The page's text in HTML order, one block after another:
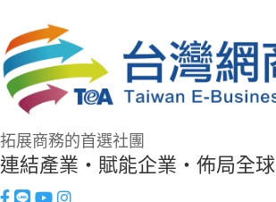
拓展商務的首選社團
連結產業・賦能企業・佈局全球